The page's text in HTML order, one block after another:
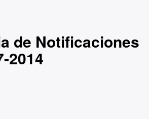
de Notificaciones
2014